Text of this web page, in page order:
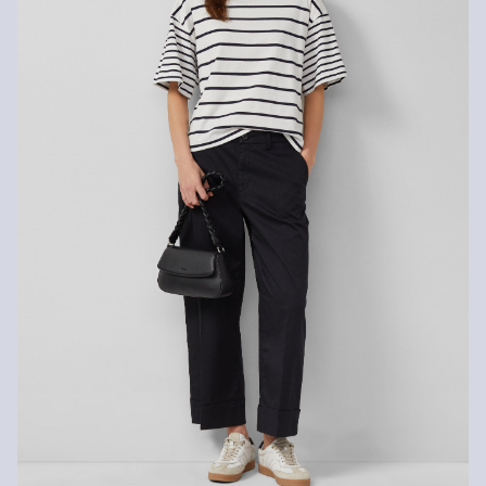
Ne pas repasser
14 jours. Nous prenons en charge les frais de retour. Si tu
possèdes notre s.Oliver Card, tu peux même retourner les articles
gratuitement dans les 30 jours.